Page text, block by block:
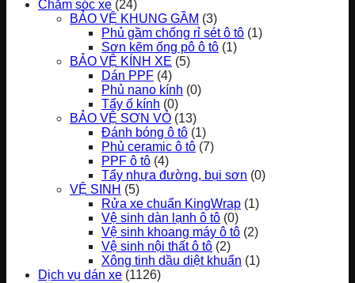
Chăm sóc xe (24)
BẢO VỆ KHUNG GẦM (3)
Phủ gầm chống rỉ sét ô tô (1)
Sơn kẽm ống pô ô tô (1)
BẢO VỆ KÍNH XE (5)
Dán PPF (4)
Phủ nano kính (0)
Tẩy ố kính (0)
BẢO VỆ SƠN VỎ (13)
Đánh bóng ô tô (1)
Phủ ceramic ô tô (7)
PPF ô tô (4)
Tẩy nhựa đường, bụi sơn (0)
VỆ SINH (5)
Rửa xe chuẩn KingWrap (1)
Vệ sinh dàn lạnh ô tô (0)
Vệ sinh khoang máy ô tô (2)
Vệ sinh nội thất ô tô (2)
Xông tinh dầu diệt khuẩn (1)
Dịch vụ dán xe (1126)